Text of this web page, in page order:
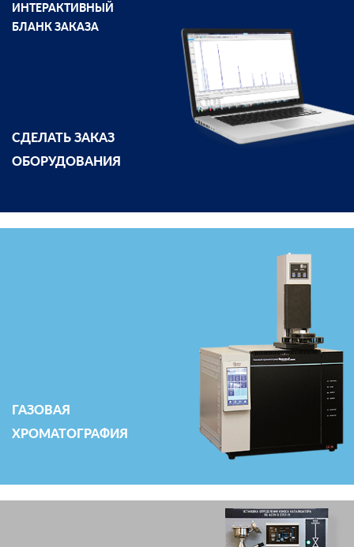
ИНТЕРАКТИВНЫЙ
БЛАНК ЗАКАЗА
СДЕЛАТЬ ЗАКАЗ
ОБОРУДОВАНИЯ
ГАЗОВАЯ
ХРОМАТОГРАФИЯ